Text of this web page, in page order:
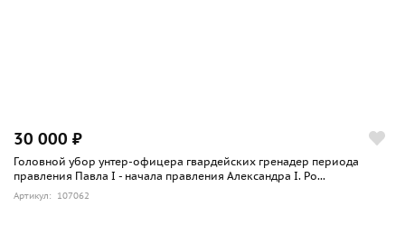
30 000 ₽
Головной убор унтер-офицера гвардейских гренадер периода
правления Павла I - начала правления Александра I. Ро...
Артикул: 107062